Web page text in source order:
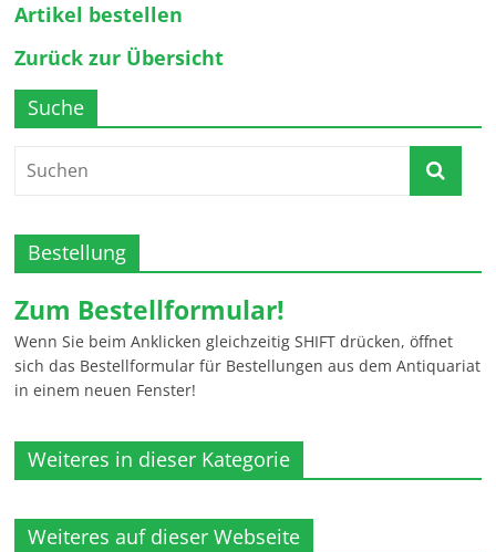
Artikel bestellen
Zurück zur Übersicht
Suche
Bestellung
Zum Bestellformular!
Wenn Sie beim Anklicken gleichzeitig SHIFT drücken, öffnet
sich das Bestellformular für Bestellungen aus dem Antiquariat
in einem neuen Fenster!
Weiteres in dieser Kategorie
Weiteres auf dieser Webseite